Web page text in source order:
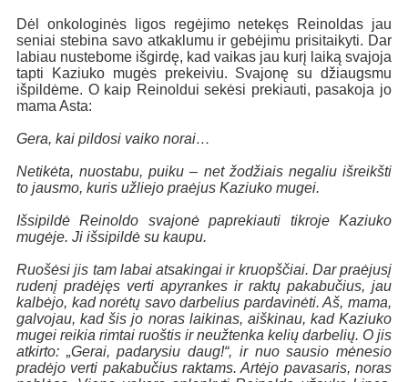
Dėl onkologinės ligos regėjimo netekęs Reinoldas jau
seniai stebina savo atkaklumu ir gebėjimu prisitaikyti. Dar
labiau nustebome išgirdę, kad vaikas jau kurį laiką svajoja
tapti Kaziuko mugės prekeiviu. Svajonę su džiaugsmu
išpildėme. O kaip Reinoldui sekėsi prekiauti, pasakoja jo
mama Asta:
Gera, kai pildosi vaiko norai…
Netikėta, nuostabu, puiku – net žodžiais negaliu išreikšti
to jausmo, kuris užliejo praėjus Kaziuko mugei.
Išsipildė Reinoldo svajonė paprekiauti tikroje Kaziuko
mugėje. Ji išsipildė su kaupu.
Ruošėsi jis tam labai atsakingai ir kruopščiai. Dar praėjusį
rudenį pradėjęs verti apyrankes ir raktų pakabučius, jau
kalbėjo, kad norėtų savo darbelius pardavinėti. Aš, mama,
galvojau, kad šis jo noras laikinas, aiškinau, kad Kaziuko
mugei reikia rimtai ruoštis ir neužtenka kelių darbelių. O jis
atkirto: „Gerai, padarysiu daug!“, ir nuo sausio mėnesio
pradėjo verti pakabučius raktams. Artėjo pavasaris, noras